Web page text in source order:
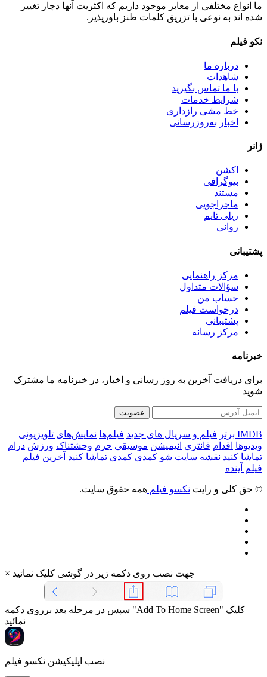
ما انواع مختلفی از معابر موجود داریم که اکثریت آنها دچار تغییر
شده اند به نوعی با تزریق کلمات طنز باورپذیر.
نکو فیلم
درباره ما
شاهدات
با ما تماس بگیرید
شرایط خدمات
خط مشی رازداری
اخبار به‌روزرسانی
ژانر
اکشن
بیوگرافی
مستند
ماجراجویی
ریلی تایم
روانی
پشتیبانی
مرکز راهنمایی
سؤالات متداول
حساب من
درخواست فیلم
پشتیبانی
مرکز رسانه
خبرنامه
برای دریافت آخرین به روز رسانی و اخبار، در خبرنامه ما مشترک
شوید
عضویت
IMDB برتر فیلم و سریال های جدید فیلم‌ها نمایش‌های تلویزیونی
ویدیوها اقدام فانتزی انیمیشن موسیقی جرم وحشتناک ورزش درام
تماشا کنید نقشه سایت شو کمدی کمدی تماشا کنید آخرین فیلم
فیلم آینده
© حق کلی و رایت نکسو فیلم همه حقوق سایت.
× جهت نصب روی دکمه زیر در گوشی کلیک نمائید
سپس در مرحله بعد برروی دکمه "Add To Home Screen" کلیک
نمائید
نصب اپلیکیشن نکسو فیلم